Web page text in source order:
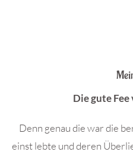
Die gute
Denn genau die war die
einst lebte und deren